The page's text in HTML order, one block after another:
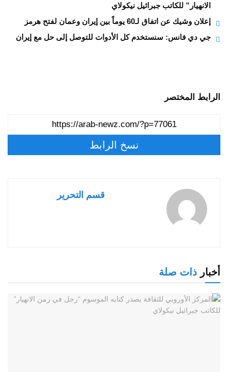
الانهيار” للكاتب جبرائيل نيكولاي
إعلان وشيك عن اتفاق لـ60 يوماً بين إيران وعمان لفتح هرمز
جي دي فانس: سنستخدم كل الأدوات للتوصل إلى حل مع إيران
الرابط المختصر
نسخ الرابط
قسم التحرير
أخبار ذات صلة